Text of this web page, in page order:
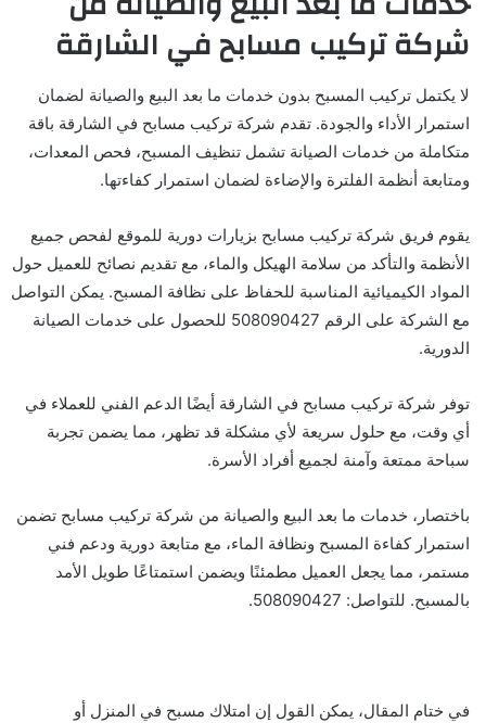
شركة تركيب مسابح في الشارقة
لا يكتمل تركيب المسبح بدون خدمات ما بعد البيع والصيانة لضمان
استمرار الأداء والجودة. تقدم شركة تركيب مسابح في الشارقة باقة
متكاملة من خدمات الصيانة تشمل تنظيف المسبح، فحص المعدات،
ومتابعة أنظمة الفلترة والإضاءة لضمان استمرار كفاءتها.
يقوم فريق شركة تركيب مسابح بزيارات دورية للموقع لفحص جميع
الأنظمة والتأكد من سلامة الهيكل والماء، مع تقديم نصائح للعميل حول
المواد الكيميائية المناسبة للحفاظ على نظافة المسبح. يمكن التواصل
مع الشركة على الرقم 508090427 للحصول على خدمات الصيانة
الدورية.
توفر شركة تركيب مسابح في الشارقة أيضًا الدعم الفني للعملاء في
أي وقت، مع حلول سريعة لأي مشكلة قد تظهر، مما يضمن تجربة
سباحة ممتعة وآمنة لجميع أفراد الأسرة.
باختصار، خدمات ما بعد البيع والصيانة من شركة تركيب مسابح تضمن
استمرار كفاءة المسبح ونظافة الماء، مع متابعة دورية ودعم فني
مستمر، مما يجعل العميل مطمئنًا ويضمن استمتاعًا طويل الأمد
بالمسبح. للتواصل: 508090427.
في ختام المقال، يمكن القول إن امتلاك مسبح في المنزل أو